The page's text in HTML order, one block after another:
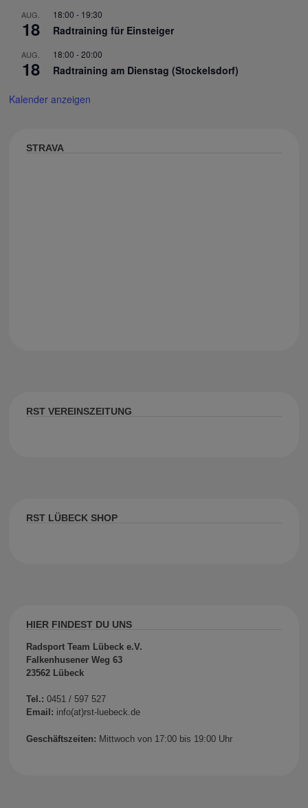
AUG.
18
18:00 - 19:30
Radtraining für Einsteiger
AUG.
18
18:00 -20:00
Radtraining am Dienstag (Stockelsdorf)
Kalender anzeigen
STRAVA
RST VEREINSZEITUNG
RST LÜBECK SHOP
HIER FINDEST DU UNS
Radsport Team Lübeck e.V.
Falkenhusener Weg 63
23562 Lübeck
Tel.: 0451 / 597 527
Email: info(at)rst-luebeck.de
Geschäftszeiten: Mittwoch von 17:00 bis 19:00 Uhr